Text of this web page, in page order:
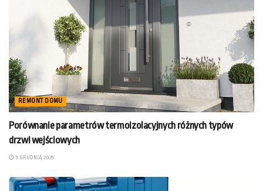
REMONT DOMU
Porównanie parametrów termoizolacyjnych różnych typów
drzwi wejściowych
3 GRUDNIA, 2025